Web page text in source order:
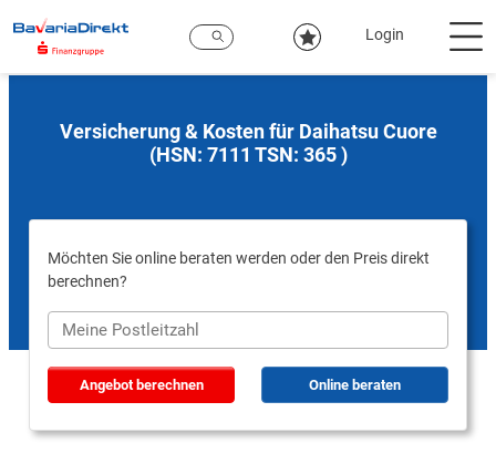
Hauptinhalt
Login
Versicherung & Kosten für Daihatsu Cuore
(HSN: 7111 TSN: 365 )
Möchten Sie online beraten werden oder den Preis direkt
berechnen?
Angebot berechnen Online beraten